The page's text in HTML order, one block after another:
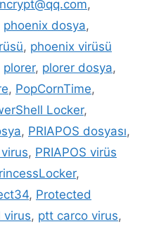
,
phoenix dosya,
, phoenix virüsü
plorer, plorer dosya,
, PopCornTime,
Locker,
, PRIAPOS dosyası,
, PRIAPOS virüs
,
, Protected
virus, ptt carco virus,